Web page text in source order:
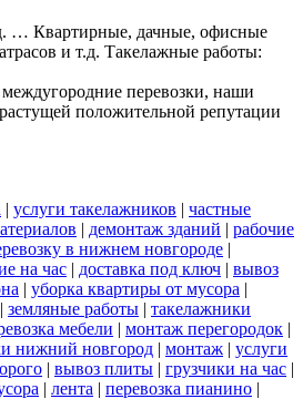
… Квартирные, дачные, офисные
и т.д. Такелажные работы:
перевозки, наши
положительной репутации
| услуги такелажников | частные
| демонтаж зданий | рабочие
в нижнем новгороде |
на час | доставка под ключ | вывоз
| уборка квартиры от мусора |
| земляные работы | такелажники
мебели | монтаж перегородок |
нижний новгород | монтаж | услуги
| вывоз плиты | грузчики на час |
| лента | перевозка пианино |